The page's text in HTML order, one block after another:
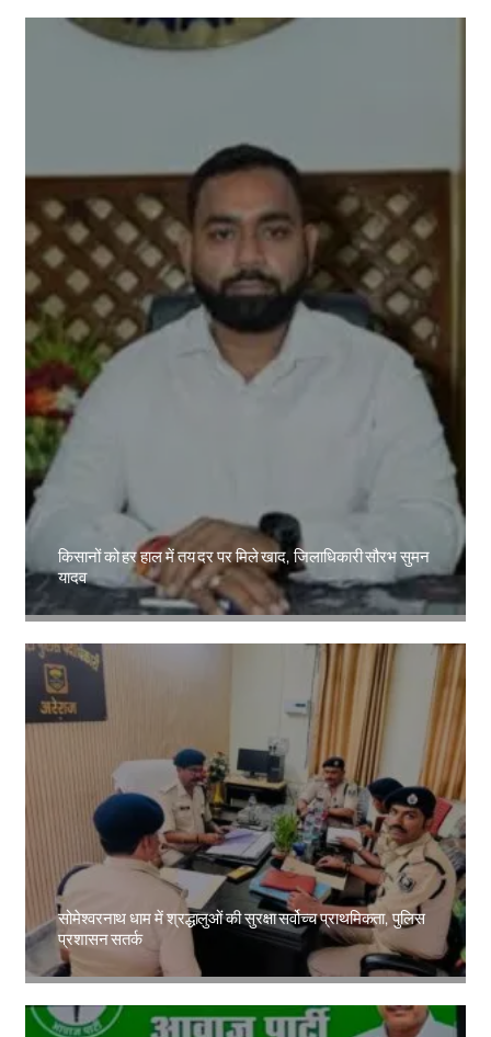
किसानों को हर हाल में तय दर पर मिले खाद, जिलाधिकारी सौरभ सुमन
यादव
Amit Lekh
सोमेश्वरनाथ धाम में श्रद्धालुओं की सुरक्षा सर्वोच्च प्राथमिकता, पुलिस
प्रशासन सतर्क
Amit Lekh